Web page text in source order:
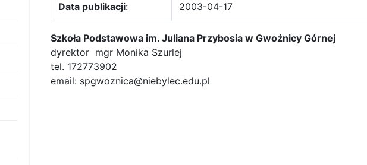
Data publikacji: 2003-04-17
Szkoła Podstawowa im. Juliana Przybosia w Gwoźnicy Górnej
dyrektor mgr Monika Szurlej
tel. 172773902
email: spgwoznica@niebylec.edu.pl